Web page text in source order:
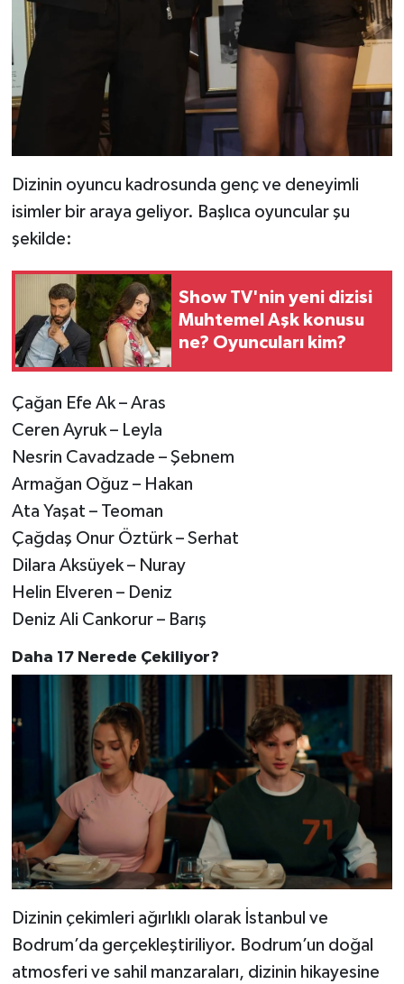
Dizinin oyuncu kadrosunda genç ve deneyimli
isimler bir araya geliyor. Başlıca oyuncular şu
şekilde:
Show TV'nin yeni dizisi
Muhtemel Aşk konusu
ne? Oyuncuları kim?
Çağan Efe Ak – Aras
Ceren Ayruk – Leyla
Nesrin Cavadzade – Şebnem
Armağan Oğuz – Hakan
Ata Yaşat – Teoman
Çağdaş Onur Öztürk – Serhat
Dilara Aksüyek – Nuray
Helin Elveren – Deniz
Deniz Ali Cankorur – Barış
Daha 17 Nerede Çekiliyor?
Dizinin çekimleri ağırlıklı olarak İstanbul ve
Bodrum’da gerçekleştiriliyor. Bodrum’un doğal
atmosferi ve sahil manzaraları, dizinin hikayesine